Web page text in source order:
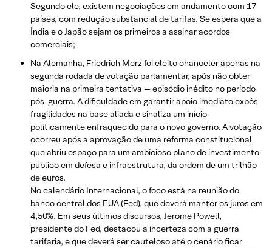
Segundo ele, existem negociações em andamento com 17
países, com redução substancial de tarifas. Se espera que a
Índia e o Japão sejam os primeiros a assinar acordos
comerciais;
Na Alemanha, Friedrich Merz foi eleito chanceler apenas na
segunda rodada de votação parlamentar, após não obter
maioria na primeira tentativa — episódio inédito no período
pós-guerra. A dificuldade em garantir apoio imediato expôs
fragilidades na base aliada e sinaliza um início
politicamente enfraquecido para o novo governo. A votação
ocorreu após a aprovação de uma reforma constitucional
que abriu espaço para um ambicioso plano de investimento
público em defesa e infraestrutura, da ordem de um trilhão
de euros.
No calendário Internacional, o foco está na reunião do
banco central dos EUA (Fed), que deverá manter os juros em
4,50%. Em seus últimos discursos, Jerome Powell,
presidente do Fed, destacou a incerteza com a guerra
tarifaria, e que deverá ser cauteloso até o cenário ficar